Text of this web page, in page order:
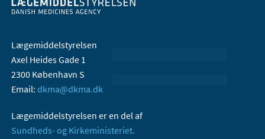
Lægemiddelstyrelsen
Axel Heides Gade 1
2300 København S
Email: dkma@dkma.dk
Lægemiddelstyrelsen er en del af
Sundheds- og Kirkeministeriet.